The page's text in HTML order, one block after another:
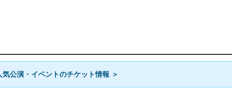
気公演・イベントのチケット情報 ＞